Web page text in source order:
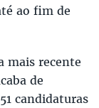
ao fim de
mais recente
de
candidaturas